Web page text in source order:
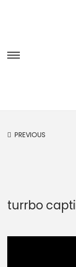
PREVIOUS
turrbo